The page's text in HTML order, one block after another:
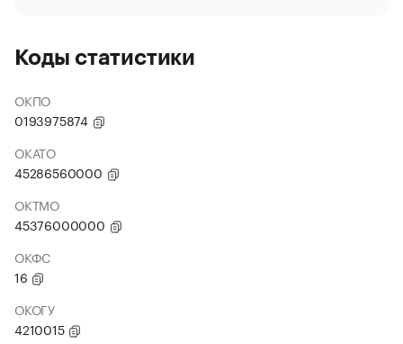
Коды статистики
ОКПО
0193975874
ОКАТО
45286560000
ОКТМО
45376000000
ОКФС
16
ОКОГУ
4210015